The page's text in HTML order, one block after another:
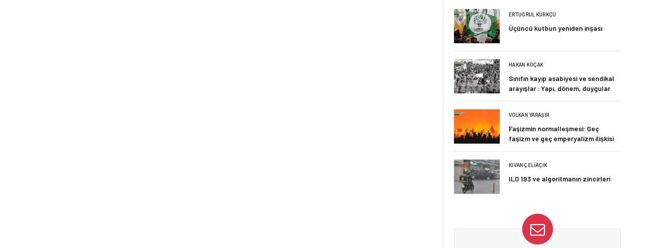
ERTUĞRUL KÜRKÇÜ
Üçüncü kutbun yeniden inşası
HAKAN KOÇAK
Sınıfın kayıp asabiyesi ve sendikal
arayışlar : Yapı, dönem, duygular
VOLKAN YARAŞIR
Faşizmin normalleşmesi: Geç
faşizm ve geç emperyalizm ilişkisi
KIVANÇ ELIAÇIK
ILO 193 ve algoritmanın zincirleri